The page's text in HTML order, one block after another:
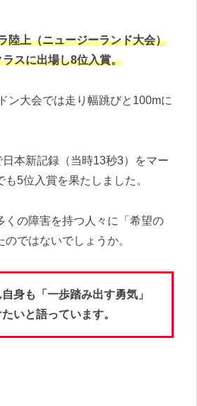
陸上（ニュージーランド大会）
スに出場し8位入賞。
ン大会では走り幅跳びと100mに
本新記録（当時13秒3）をマー
5位入賞を果たしました。
くの障害を持つ人々に「希望の
ではないでしょうか。
身も「一歩踏み出す勇気」
いと語っています。